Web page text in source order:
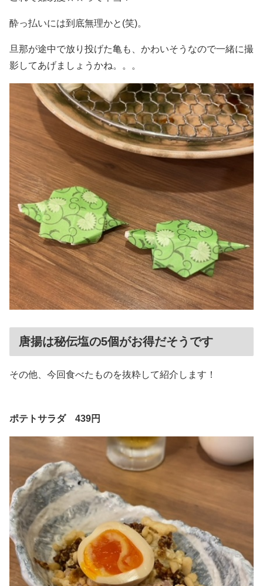
酔っ払いには到底無理かと(笑)。
旦那が途中で放り投げた亀も、かわいそうなので一緒に撮
影してあげましょうかね。。。
唐揚は秘伝塩の5個がお得だそうです
その他、今回食べたものを抜粋して紹介します！
ポテトサラダ 439円